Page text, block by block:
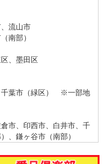
流山市
南部）
、墨田区
葉市（緑区） ※一部地
市、印西市、白井市、千
、鎌ヶ谷市（南部）